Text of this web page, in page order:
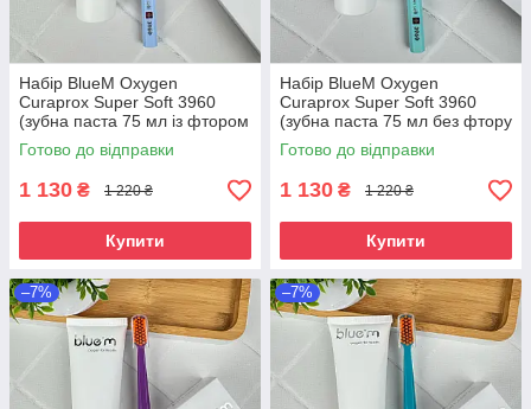
Набір BlueM Oxygen
Curaprox Super Soft 3960
(зубна паста 75 мл із фтором
+ зубна щітка Super Soft)
Готово до відправки
1 130 ₴ 1 220 ₴
Купити
Набір BlueM Oxygen
Curaprox Super Soft 3960
(зубна паста 75 мл без фтору
+ зубна щітка Super Soft)
Готово до відправки
1 130 ₴ 1 220 ₴
Купити
–7% –7%